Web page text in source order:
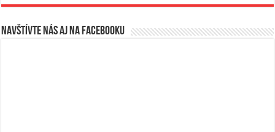
Navštívte nás aj na Facebooku